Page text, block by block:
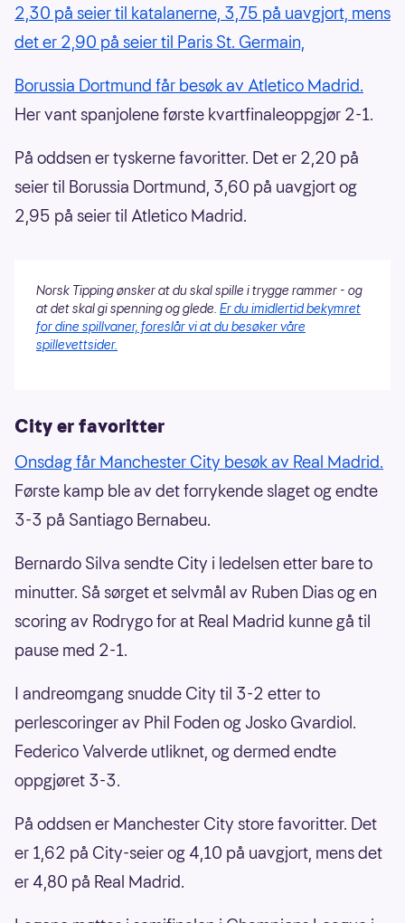
2,30 på seier til katalanerne, 3,75 på uavgjort, mens
det er 2,90 på seier til Paris St. Germain,
Borussia Dortmund får besøk av Atletico Madrid.
Her vant spanjolene første kvartfinaleoppgjør 2-1.
På oddsen er tyskerne favoritter. Det er 2,20 på
seier til Borussia Dortmund, 3,60 på uavgjort og
2,95 på seier til Atletico Madrid.
Norsk Tipping ønsker at du skal spille i trygge rammer - og
at det skal gi spenning og glede. Er du imidlertid bekymret
for dine spillvaner, foreslår vi at du besøker våre
spillevettsider.
City er favoritter
Onsdag får Manchester City besøk av Real Madrid.
Første kamp ble av det forrykende slaget og endte
3-3 på Santiago Bernabeu.
Bernardo Silva sendte City i ledelsen etter bare to
minutter. Så sørget et selvmål av Ruben Dias og en
scoring av Rodrygo for at Real Madrid kunne gå til
pause med 2-1.
I andreomgang snudde City til 3-2 etter to
perlescoringer av Phil Foden og Josko Gvardiol.
Federico Valverde utliknet, og dermed endte
oppgjøret 3-3.
På oddsen er Manchester City store favoritter. Det
er 1,62 på City-seier og 4,10 på uavgjort, mens det
er 4,80 på Real Madrid.